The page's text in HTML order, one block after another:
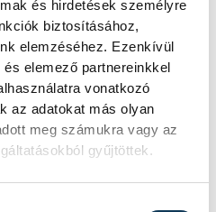
és hirdetések személyre
biztosításához,
elemzéséhez. Ezenkívül
elemező partnereinkkel
vonatkozó
az adatokat más olyan
meg számukra vagy az
gyűjtöttek.
hangsúlyt nem
ezért inkább
kezdeményezésnek.
folytatódik, a
aGábriel-
a